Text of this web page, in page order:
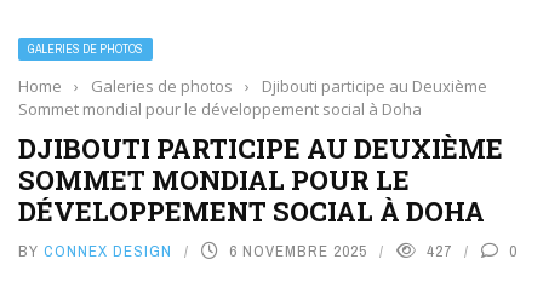
GALERIES DE PHOTOS
Home › Galeries de photos ›
Djibouti participe au Deuxième
Sommet mondial pour le développement social à Doha
DJIBOUTI PARTICIPE AU DEUXIÈME
SOMMET MONDIAL POUR LE
DÉVELOPPEMENT SOCIAL À DOHA
BY CONNEX DESIGN 6 NOVEMBRE 2025 427 0